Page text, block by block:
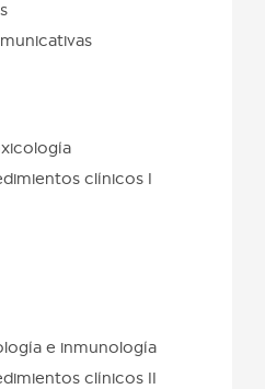
clínicos I
e inmunología
clínicos II